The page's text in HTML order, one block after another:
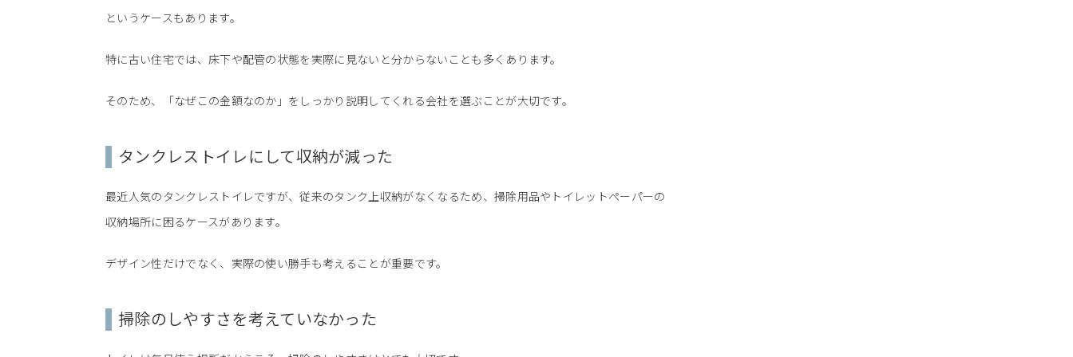
というケースもあります。
特に古い住宅では、床下や配管の状態を実際に見ないと分からないことも多くあります。
そのため、「なぜこの金額なのか」をしっかり説明してくれる会社を選ぶことが大切です。
タンクレストイレにして収納が減った
最近人気のタンクレストイレですが、従来のタンク上収納がなくなるため、掃除用品やトイレットペーパーの
収納場所に困るケースがあります。
デザイン性だけでなく、実際の使い勝手も考えることが重要です。
掃除のしやすさを考えていなかった